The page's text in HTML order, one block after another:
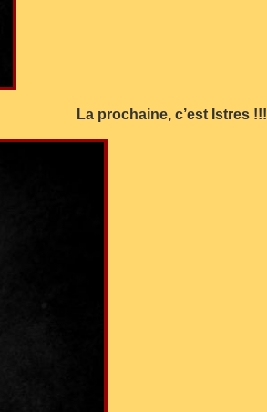
La prochaine, c’est Istres !!!